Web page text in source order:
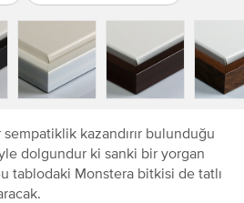
kazandırır bulunduğu
dolgundur ki sanki bir yorgan
tablodaki Monstera bitkisi de tatlı